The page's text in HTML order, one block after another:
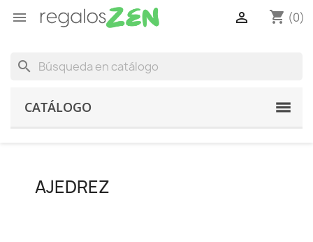
 shopping_cart (0)

search
CATÁLOGO
AJEDREZ